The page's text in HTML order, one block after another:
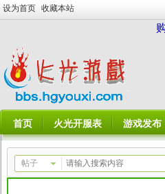
设为首页 收藏本站
首页 火光开服表 游戏发布
帖子